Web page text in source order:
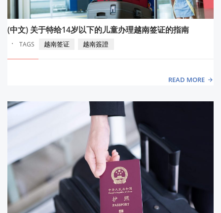
(中文) 关于特给14岁以下的儿童办理越南签证的指南
·
TAGS 越南签证 越南簽證
READ MORE